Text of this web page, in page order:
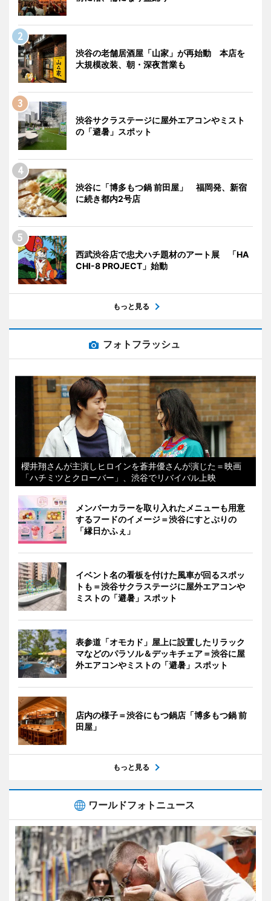
渋谷の老舗居酒屋「山家」が再始動 本店を
大規模改装、朝・深夜営業も
渋谷サクラステージに屋外エアコンやミスト
の「避暑」スポット
渋谷に「博多もつ鍋 前田屋」 福岡発、新宿
に続き都内2号店
西武渋谷店で忠犬ハチ題材のアート展 「HA
CHI-8 PROJECT」始動
もっと見る
フォトフラッシュ
櫻井翔さんが主演しヒロインを蒼井優さんが演じた＝映画
「ハチミツとクローバー」、渋谷でリバイバル上映
メンバーカラーを取り入れたメニューも用意
するフードのイメージ＝渋谷にすとぷりの
「縁日かふぇ」
イベント名の看板を付けた風車が回るスポッ
トも＝渋谷サクラステージに屋外エアコンや
ミストの「避暑」スポット
表参道「オモカド」屋上に設置したリラック
マなどのパラソル＆デッキチェア＝渋谷に屋
外エアコンやミストの「避暑」スポット
店内の様子＝渋谷にもつ鍋店「博多もつ鍋 前
田屋」
もっと見る
ワールドフォトニュース